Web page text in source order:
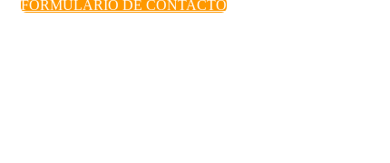
FORMULARIO DE CONTACTO